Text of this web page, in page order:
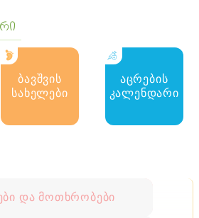
ბავშვის
სახელები
აცრების
კალენდარი
და მოთხრობები